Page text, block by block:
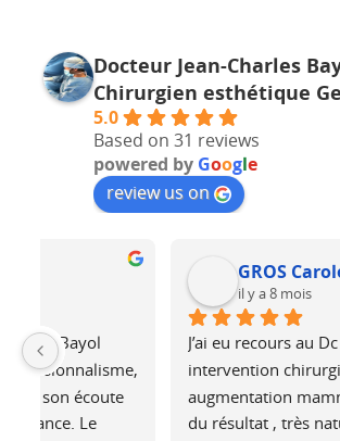
Docteur Jean-Charles
Chirurgien esthétique
5.0
Based on 31 reviews
powered by Google
review us on
GROS Carole
il y a 8 mois
J’ai eu recours au Dc Bayol pour une
intervention chirurgicale pour une
augmentation mammaire. Je suis
du résultat , très naturel, je ne sens